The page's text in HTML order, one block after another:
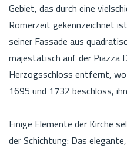
Gebiet, das durch eine
Römerzeit gekennzeichnet
seiner Fassade aus
majestätisch auf der Piazza
Herzogsschloss entfernt, wo
1695 und 1732 beschloss,
Einige Elemente der Kirche
der Schichtung: Das